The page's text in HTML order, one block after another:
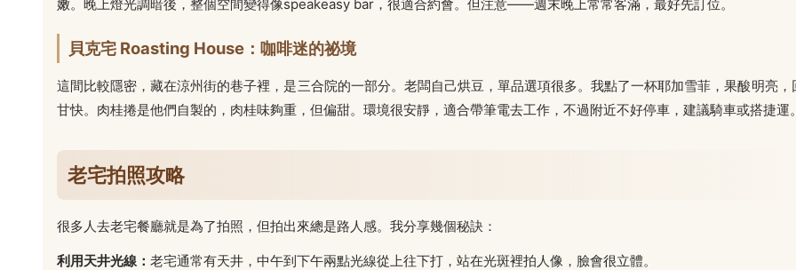
嫩。晚上燈光調暗後，整個空間變得像speakeasy bar，很適合約會。但注意——週末晚上常常客滿，最好先訂位。
貝克宅 Roasting House：咖啡迷的祕境
這間比較隱密，藏在涼州街的巷子裡，是三合院的一部分。老闆自己烘豆，單品選項很多。我點了一杯耶加雪菲，果酸明亮，
甘快。肉桂捲是他們自製的，肉桂味夠重，但偏甜。環境很安靜，適合帶筆電去工作，不過附近不好停車，建議騎車或搭捷運
老宅拍照攻略
很多人去老宅餐廳就是為了拍照，但拍出來總是路人感。我分享幾個秘訣：
利用天井光線： 老宅通常有天井，中午到下午兩點光線從上往下打，站在光斑裡拍人像，臉會很立體。